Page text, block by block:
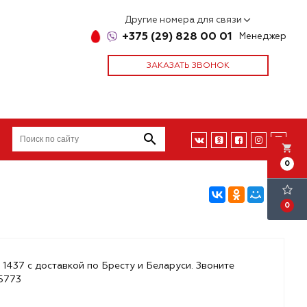
Другие номера для связи
+375 (29) 828 00 01 Менеджер
ЗАКАЗАТЬ ЗВОНОК
local_grocery_store
0
0
с доставкой по Бресту и Беларуси. Звоните